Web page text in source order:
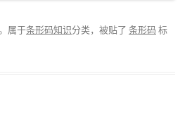
属于条形码知识分类，被贴了 条形码 标